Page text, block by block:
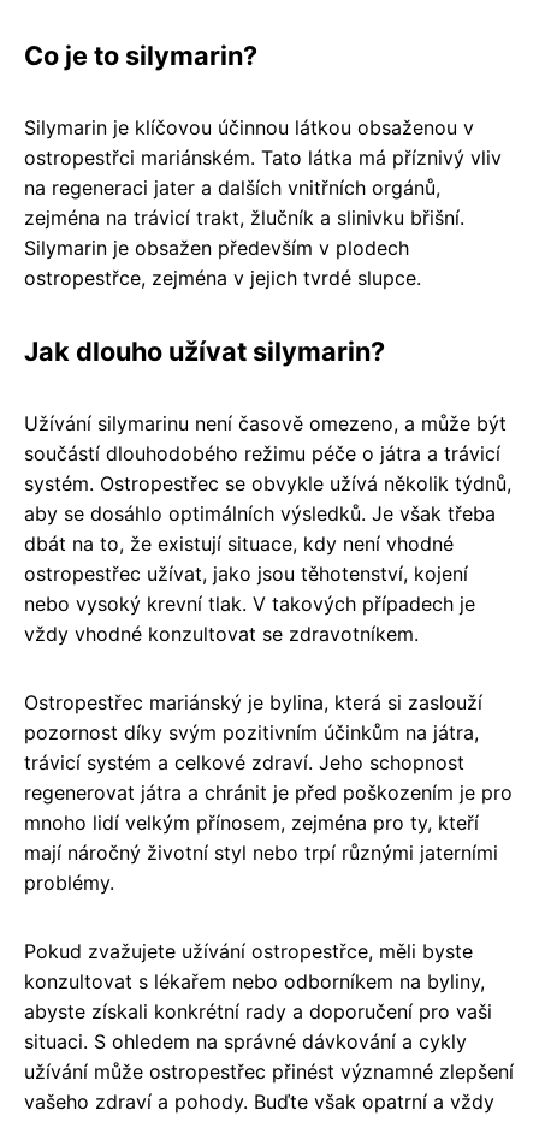
Co je to silymarin?
Silymarin je klíčovou účinnou látkou obsaženou v
ostropestřci mariánském. Tato látka má příznivý vliv
na regeneraci jater a dalších vnitřních orgánů,
zejména na trávicí trakt, žlučník a slinivku břišní.
Silymarin je obsažen především v plodech
ostropestřce, zejména v jejich tvrdé slupce.
Jak dlouho užívat silymarin?
Užívání silymarinu není časově omezeno, a může být
součástí dlouhodobého režimu péče o játra a trávicí
systém. Ostropestřec se obvykle užívá několik týdnů,
aby se dosáhlo optimálních výsledků. Je však třeba
dbát na to, že existují situace, kdy není vhodné
ostropestřec užívat, jako jsou těhotenství, kojení
nebo vysoký krevní tlak. V takových případech je
vždy vhodné konzultovat se zdravotníkem.
Ostropestřec mariánský je bylina, která si zaslouží
pozornost díky svým pozitivním účinkům na játra,
trávicí systém a celkové zdraví. Jeho schopnost
regenerovat játra a chránit je před poškozením je pro
mnoho lidí velkým přínosem, zejména pro ty, kteří
mají náročný životní styl nebo trpí různými jaterními
problémy.
Pokud zvažujete užívání ostropestřce, měli byste
konzultovat s lékařem nebo odborníkem na byliny,
abyste získali konkrétní rady a doporučení pro vaši
situaci. S ohledem na správné dávkování a cykly
užívání může ostropestřec přinést významné zlepšení
vašeho zdraví a pohody. Buďte však opatrní a vždy